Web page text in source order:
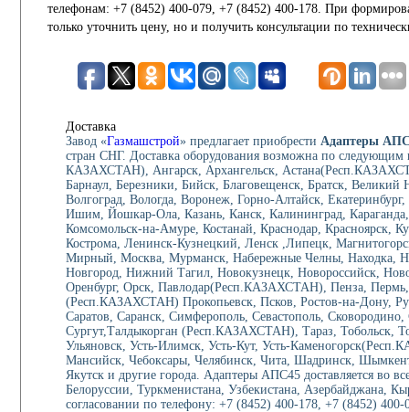
телефонам: +7 (8452) 400-079, +7 (8452) 400-178. При
только уточнить цену, но и получить консультации по
Доставка
Завод «Газмашстрой» предлагает приобрести Адаптеры
стран СНГ. Доставка оборудования возможна по следующим
КАЗАХСТАН), Ангарск, Архангельск,
Барнаул, Березники, Бийск, Благовещенск, Братск, Великий
Волгоград, Вологда, Воронеж, Горно-Алтайск,
Ишим, Йошкар-Ола, Казань, Канск, Калининград,
Комсомольск-на-Амуре, Костанай, Краснодар, Красноярск,
Кострома, Ленинск-Кузнецкий, Ленск ,Липецк,
Мирный, Москва, Мурманск, Набережные Челны, Находка,
Новгород, Нижний Тагил, Новокузнецк, Новороссийск,
Оренбург, Орск, Павлодар(Респ.КАЗАХСТАН), Пенза, Пермь,
(Респ.КАЗАХСТАН) Прокопьевск, Псков, Ростов-на-Дону,
Саратов, Саранск, Симферополь, Севастополь, Сковородино,
Сургут,Талдыкорган (Респ.КАЗАХСТАН), Тараз, Тобольск,
Ульяновск, Усть-Илимск, Усть-Кут, Усть-
Мансийск, Чебоксары, Челябинск, Чита, Шадринск,
Якутск и другие города. Адаптеры АПС45 доставляется во
Белоруссии, Туркменистана, Узбекистана, Азербайджана,
согласовании по телефону: +7 (8452) 400-178, +7 (8452) 400-